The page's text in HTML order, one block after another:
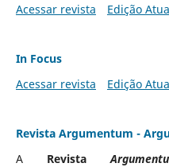
Acessar revista
Edição
In Focus
Acessar revista
Edição
Revista Argumentum -
A Revista